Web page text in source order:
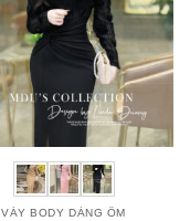
VÁY BODY DÁNG ÔM